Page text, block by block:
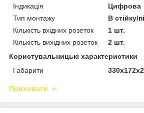
Індикація
Цифрова
Тип монтажу
В стійку/
Кількість вхідних розеток
1 шт.
Кількість вихідних розеток
2 шт.
Користувальницькі характеристики
Габарити
Приховати